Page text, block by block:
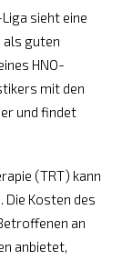
sieht eine
guten
HNO-
mit den
und findet
(TRT) kann
Die Kosten des
an
anbietet,